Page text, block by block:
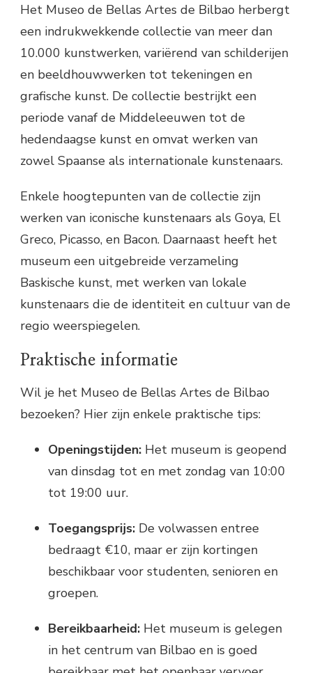
Het Museo de Bellas Artes de Bilbao herbergt
een indrukwekkende collectie van meer dan
10.000 kunstwerken, variërend van schilderijen
en beeldhouwwerken tot tekeningen en
grafische kunst. De collectie bestrijkt een
periode vanaf de Middeleeuwen tot de
hedendaagse kunst en omvat werken van
zowel Spaanse als internationale kunstenaars.
Enkele hoogtepunten van de collectie zijn
werken van iconische kunstenaars als Goya, El
Greco, Picasso, en Bacon. Daarnaast heeft het
museum een uitgebreide verzameling
Baskische kunst, met werken van lokale
kunstenaars die de identiteit en cultuur van de
regio weerspiegelen.
Praktische informatie
Wil je het Museo de Bellas Artes de Bilbao
bezoeken? Hier zijn enkele praktische tips:
Openingstijden: Het museum is geopend
van dinsdag tot en met zondag van 10:00
tot 19:00 uur.
Toegangsprijs: De volwassen entree
bedraagt €10, maar er zijn kortingen
beschikbaar voor studenten, senioren en
groepen.
Bereikbaarheid: Het museum is gelegen
in het centrum van Bilbao en is goed